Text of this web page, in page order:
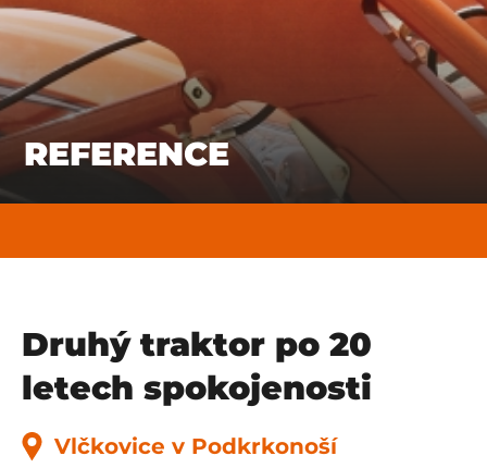
REFERENCE
Druhý traktor po 20
letech spokojenosti
Vlčkovice v Podkrkonoší